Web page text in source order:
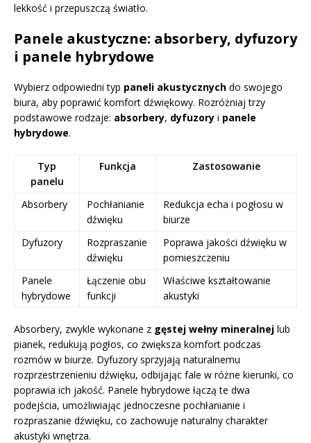
lekkość i przepuszczą światło.
Panele akustyczne: absorbery, dyfuzory
i panele hybrydowe
Wybierz odpowiedni typ paneli akustycznych do swojego
biura, aby poprawić komfort dźwiękowy. Rozróżniaj trzy
podstawowe rodzaje: absorbery, dyfuzory i panele
hybrydowe.
Typ
panelu
Funkcja Zastosowanie
Absorbery
Pochłanianie
dźwięku
Redukcja echa i pogłosu w
biurze
Dyfuzory
Rozpraszanie
dźwięku
Poprawa jakości dźwięku w
pomieszczeniu
Panele
hybrydowe
Łączenie obu
funkcji
Właściwe kształtowanie
akustyki
Absorbery, zwykle wykonane z gęstej wełny mineralnej lub
pianek, redukują pogłos, co zwiększa komfort podczas
rozmów w biurze. Dyfuzory sprzyjają naturalnemu
rozprzestrzenieniu dźwięku, odbijając fale w różne kierunki, co
poprawia ich jakość. Panele hybrydowe łączą te dwa
podejścia, umożliwiając jednoczesne pochłanianie i
rozpraszanie dźwięku, co zachowuje naturalny charakter
akustyki wnętrza.